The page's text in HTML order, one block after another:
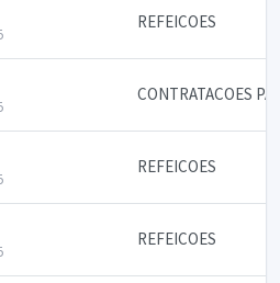
REFEICOES
CONTRATACOES
REFEICOES
REFEICOES